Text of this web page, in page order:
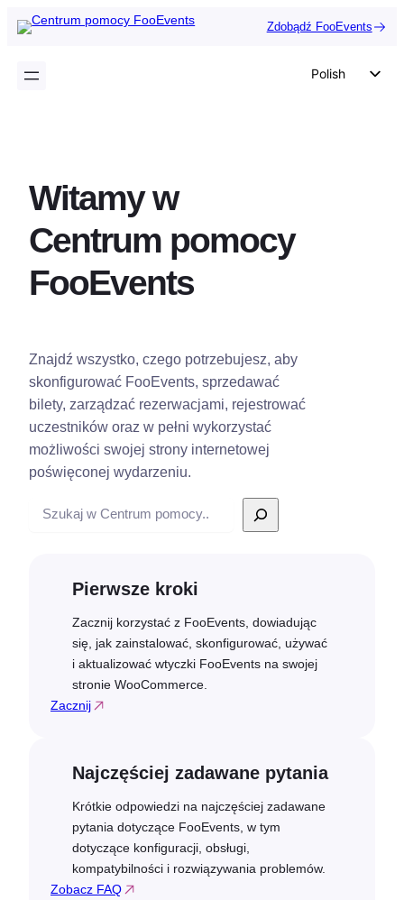
Przejdź
do
Zdobądź FooEvents
Polish
Witamy w
Centrum pomocy
FooEvents
Znajdź wszystko, czego potrzebujesz, aby
skonfigurować FooEvents, sprzedawać
bilety, zarządzać rezerwacjami, rejestrować
uczestników oraz w pełni wykorzystać
możliwości swojej strony internetowej
poświęconej wydarzeniu.
Wyszukiwanie
Pierwsze kroki
Zacznij korzystać z FooEvents, dowiadując
się, jak zainstalować, skonfigurować, używać
i aktualizować wtyczki FooEvents na swojej
stronie WooCommerce.
Zacznij
Najczęściej zadawane pytania
Krótkie odpowiedzi na najczęściej zadawane
pytania dotyczące FooEvents, w tym
dotyczące konfiguracji, obsługi,
kompatybilności i rozwiązywania problemów.
Zobacz FAQ